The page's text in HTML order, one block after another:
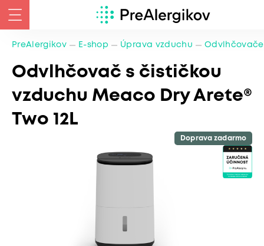
PreAlergikov E-shop Úprava vzduchu
Odvlhčovač s čističkou
vzduchu Meaco Dry Arete®
Two 12L
Doprava zadarmo